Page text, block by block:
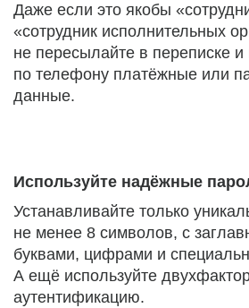
Даже если это якобы
«сотрудник исполнительных
не пересылайте в переписке и
по телефону платёжные или
данные.
Используйте надёжные
Устанавливайте только
не менее 8 символов, с
буквами, цифрами и
А ещё используйте
аутентификацию.